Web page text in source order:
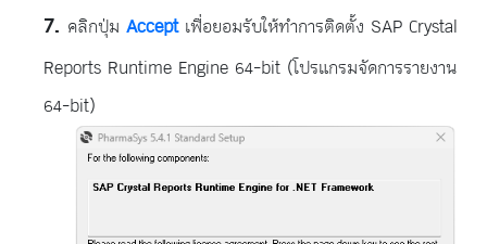
คลิกปุ่ม Acceptเพื่อยอมรับให้ทำการติดตั้ง SAP Crystal
Reports Runtime Engine 64-bit (โปรแกรมจัดการรายงาน
64-bit)